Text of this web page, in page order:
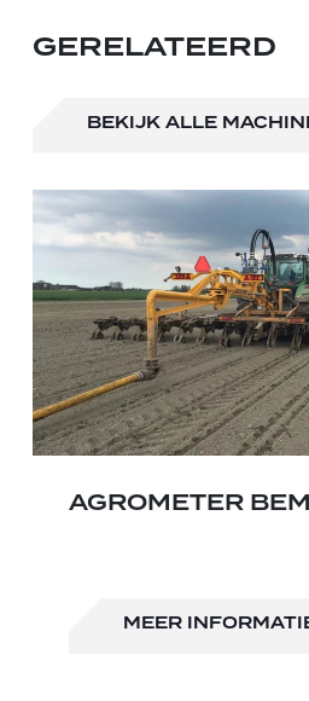
GERELATEERD
BEKIJK ALLE
AGROMETER
MEER